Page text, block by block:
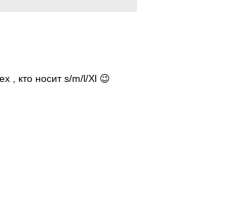
, кто носит s/m/l/Xl 😉